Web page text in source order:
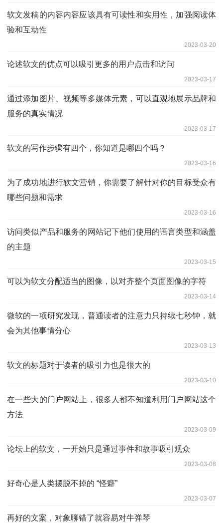
软文发稿的内容内容应该具有可读性和实用性，加强阅读体
验和互动性
2023-03-20
论述软文的优点可以吸引更多的用户点击和访问
2023-03-17
通过添加图片、视频等多媒体元素，可以直观地展示品牌和
服务的真实情况
2023-03-17
软文的写作步骤有四个，你知道是哪四个吗？
2023-03-16
为了成功地进行软文营销，你需要了解针对你的目标受众有
哪些问题和需求
2023-03-16
访问类似产品和服务的网站记下他们使用的语言类型和涵盖
的主题
2023-03-15
可以为软文分配适当的图像，以对齐整个页面图像的字符
2023-03-14
微软的一项研究发现，普通读者的注意力只持续七秒钟，就
会为其他事情分心
2023-03-13
软文的标题对于读者的吸引力也是很大的
2023-03-10
在一些大的门户网站上，很多人都不知道利用门户网站这个
方法
2023-03-09
论坛上的软文，一开始只是通过事件和故事吸引观众
2023-03-08
好奇心是人类摆脱不掉的 “怪癖”
2023-03-07
再好的文案，对象聊错了就容易对牛弹琴